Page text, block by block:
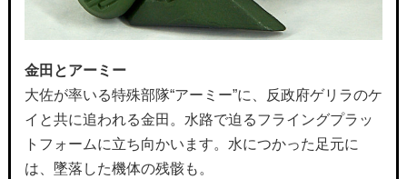
金田とアーミー
大佐が率いる特殊部隊“アーミー”に、反政府ゲリラのケ
イと共に追われる金田。水路で迫るフライングプラッ
トフォームに立ち向かいます。水につかった足元に
は、墜落した機体の残骸も。